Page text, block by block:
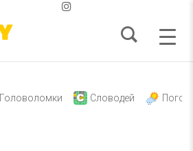
Головоломки Словодей